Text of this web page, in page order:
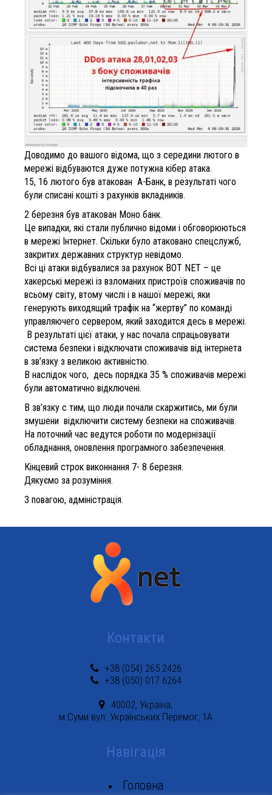
Доводимо до вашого відома, що з середини лютого в
мережі відбуваются дуже потужна кібер атака.
15, 16 лютого був атакован А-Банк, в результаті чого
були списані кошті з рахунків вкладників.
2 березня був атакован Моно банк.
Це випадки, які стали публично відоми і обговорюються
в мережі Інтернет. Скільки було атаковано спецслужб,
закритих державних структур невідомо.
Всі ці атаки відбувалися за рахунок BOT NET – це
хакерські мережі із взломаних пристроїв споживачів по
всьому світу, втому числі і в нашої мережі, яки
генерують виходящий трафік на “жертву” по команді
управляючего сервером, який заходится десь в мережі.
В результаті цієї атаки, у нас почала спрацьовувати
система безпеки і відключати споживачів від інтернета
в зв’язку з великою активністю.
В наслідок чого, десь порядка 35 % споживачів мережі
були автоматично відключені.
В зв’язку с тим, що люди почали скаржитись, ми були
змушени відключити систему безпеки на споживачів.
На поточний час ведутся роботи по модернізації
обладнання, оновлення програмного забезпечення.
Кінцевий строк виконнання 7- 8 березня.
Дякуємо за розуміння.
З повагою, адміністрація.
Контакти
+38 (054) 265 2426
+38 (050) 017 6264
40002, Україна,
м.Суми вул. Українських Перемог, 1А
Навігація
Головна